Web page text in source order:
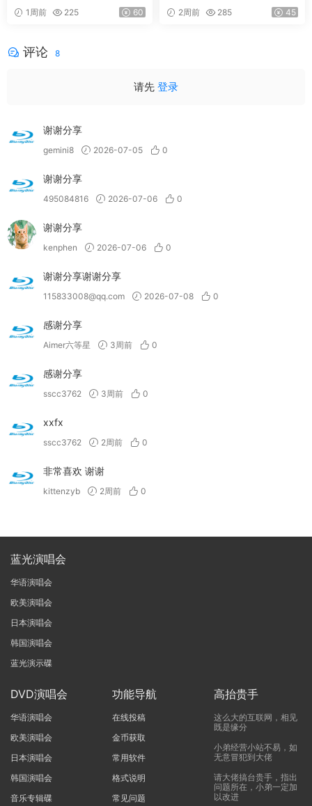
1周前 225 60
MYON Acoustic Live 2022 -
Searchlight- in Hanshin Koshi
2周前 285 45
评论 8
请先 登录
谢谢分享
gemini8 2026-07-05 0
谢谢分享
495084816 2026-07-06 0
谢谢分享
kenphen 2026-07-06 0
谢谢分享谢谢分享
115833008@qq.com 2026-07-08 0
感谢分享
Aimer六等星 3周前 0
感谢分享
sscc3762 3周前 0
xxfx
sscc3762 2周前 0
非常喜欢 谢谢
kittenzyb 2周前 0
蓝光演唱会
华语演唱会
欧美演唱会
日本演唱会
韩国演唱会
蓝光演示碟
DVD演唱会
华语演唱会
欧美演唱会
日本演唱会
韩国演唱会
音乐专辑碟
功能导航
在线投稿
金币获取
常用软件
格式说明
常见问题
高抬贵手
这么大的互联网，相见
既是缘分
小弟经营小站不易，如
无意冒犯到大佬
请大佬搞台贵手，指出
问题所在，小弟一定加
以改进